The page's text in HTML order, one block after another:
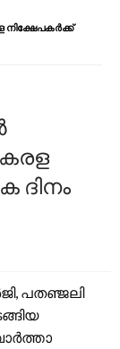
ദിനം
പതഞ്ജലി